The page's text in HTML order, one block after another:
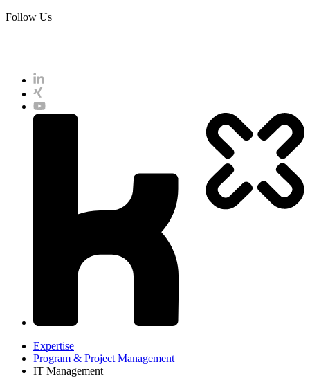
Follow Us
Expertise
Program & Project Management
IT Management